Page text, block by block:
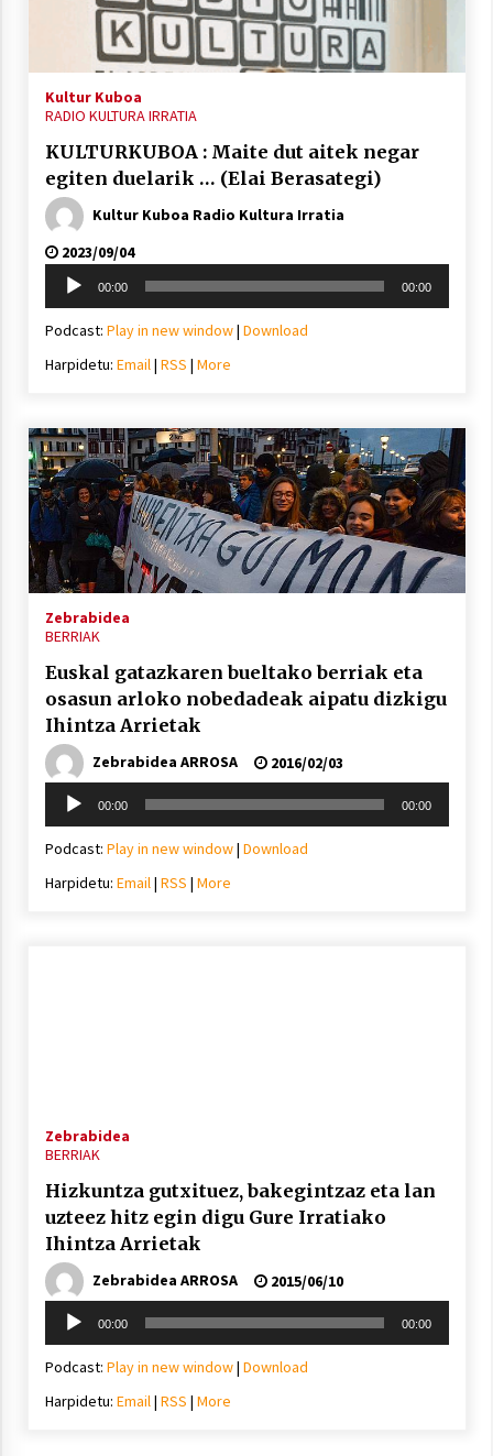
inguruko tailerraren audioa
2021/11/25
Mahai-ingurua: irratia, podcastak
eta ondoren zer?
2021/11/11
Arrosa sareko IX. topaketak!
2021/10/13
2021/10/04
2021/07/22
Hala Bedi irratiko Hizpidea saioan
Arrosaren 20 urteez
Kultur Kuboa
RADIO KULTURA IRRATIA
KULTURKUBOA : Maite dut aitek negar
egiten duelarik … (Elai Berasategi)
Kultur Kuboa Radio Kultura Irratia
2023/09/04
Soinu
erreproduzigailua
00:00 00:00
Podcast: Play in new window| Download
Harpidetu: Email| RSS | More
Zebrabidea
BERRIAK
Euskal gatazkaren bueltako berriak eta
osasun arloko nobedadeak aipatu dizkigu
Ihintza Arrietak
Zebrabidea ARROSA
2016/02/03
Soinu
erreproduzigailua
00:00 00:00
Podcast: Play in new window| Download
Harpidetu: Email| RSS | More
Zebrabidea
BERRIAK
Hizkuntza gutxituez, bakegintzaz eta lan
uzteez hitz egin digu Gure Irratiako
Ihintza Arrietak
Zebrabidea ARROSA
2015/06/10
Soinu
erreproduzigailua
00:00 00:00
Podcast: Play in new window| Download
Harpidetu: Email| RSS | More